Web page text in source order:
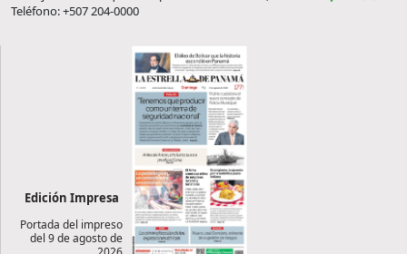
Teléfono: +507 204-0000
Edición Impresa
Portada del impreso
del 9 de agosto de